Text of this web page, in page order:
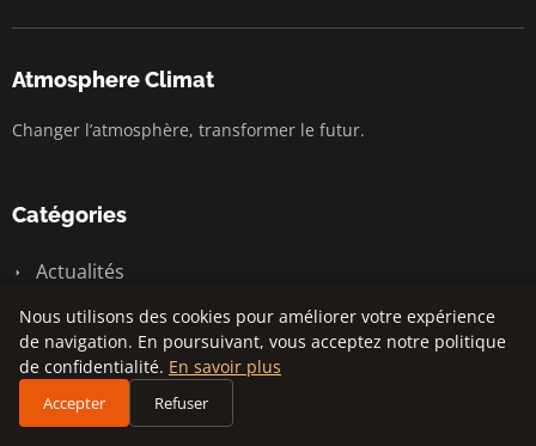
Atmosphere Climat
Changer l’atmosphère, transformer le futur.
Catégories
Actualités
Changement climatique
Développement durable
Environnement
Nous utilisons des cookies pour améliorer votre expérience
de navigation. En poursuivant, vous acceptez notre politique
de confidentialité. En savoir plus
Accepter Refuser